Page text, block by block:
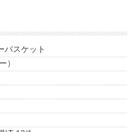
バスケット
）